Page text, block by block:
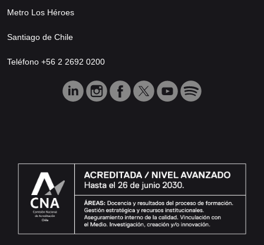
Metro Los Héroes
Santiago de Chile
Teléfono +56 2 2692 0200